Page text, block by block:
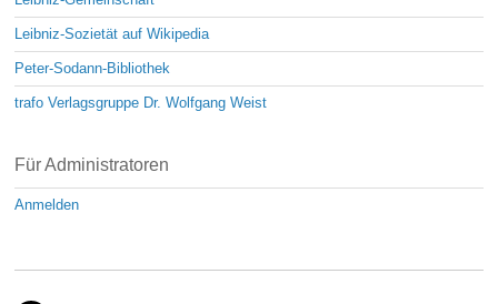
Leibniz-Sozietät auf Wikipedia
Peter-Sodann-Bibliothek
trafo Verlagsgruppe Dr. Wolfgang Weist
Für Administratoren
Anmelden